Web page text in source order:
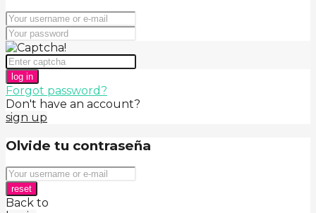
log in
Forgot password?
Don't have an account?
sign up
Olvide tu contraseña
reset
Back to